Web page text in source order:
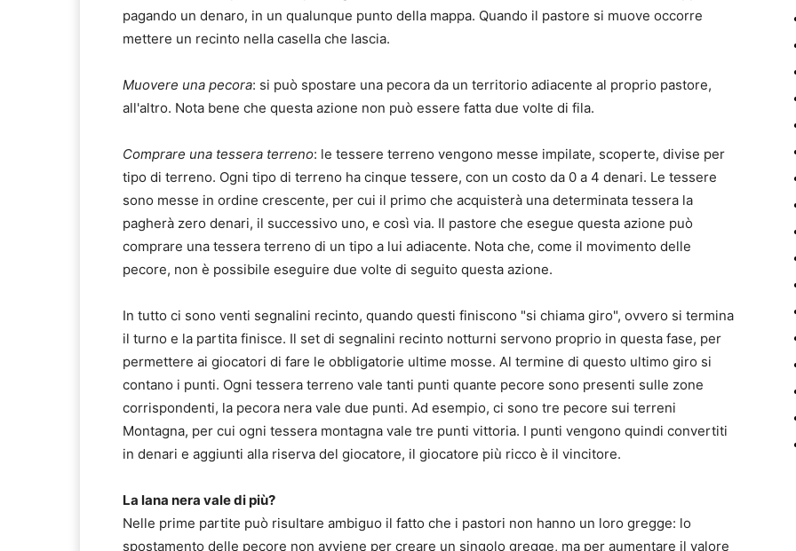
pagando un denaro, in un qualunque punto della mappa. Quando il pastore si muove occorre
mettere un recinto nella casella che lascia.
Muovere una pecora: si può spostare una pecora da un territorio adiacente al proprio pastore,
all'altro. Nota bene che questa azione non può essere fatta due volte di fila.
Comprare una tessera terreno: le tessere terreno vengono messe impilate, scoperte, divise per
tipo di terreno. Ogni tipo di terreno ha cinque tessere, con un costo da 0 a 4 denari. Le tessere
sono messe in ordine crescente, per cui il primo che acquisterà una determinata tessera la
pagherà zero denari, il successivo uno, e così via. Il pastore che esegue questa azione può
comprare una tessera terreno di un tipo a lui adiacente. Nota che, come il movimento delle
pecore, non è possibile eseguire due volte di seguito questa azione.
In tutto ci sono venti segnalini recinto, quando questi finiscono "si chiama giro", ovvero si termina
il turno e la partita finisce. Il set di segnalini recinto notturni servono proprio in questa fase, per
permettere ai giocatori di fare le obbligatorie ultime mosse. Al termine di questo ultimo giro si
contano i punti. Ogni tessera terreno vale tanti punti quante pecore sono presenti sulle zone
corrispondenti, la pecora nera vale due punti. Ad esempio, ci sono tre pecore sui terreni
Montagna, per cui ogni tessera montagna vale tre punti vittoria. I punti vengono quindi convertiti
in denari e aggiunti alla riserva del giocatore, il giocatore più ricco è il vincitore.
La lana nera vale di più?
Nelle prime partite può risultare ambiguo il fatto che i pastori non hanno un loro gregge: lo
spostamento delle pecore non avviene per creare un singolo gregge, ma per aumentare il valore